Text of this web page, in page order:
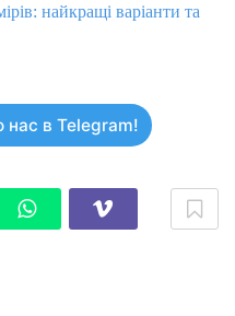
найкращі варіанти та
нас в Telegram!